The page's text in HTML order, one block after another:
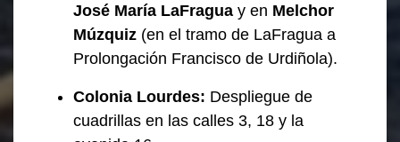
José María LaFragua y en Melchor
Múzquiz (en el tramo de LaFragua a
Prolongación Francisco de Urdiñola).
Colonia Lourdes: Despliegue de
cuadrillas en las calles 3, 18 y la